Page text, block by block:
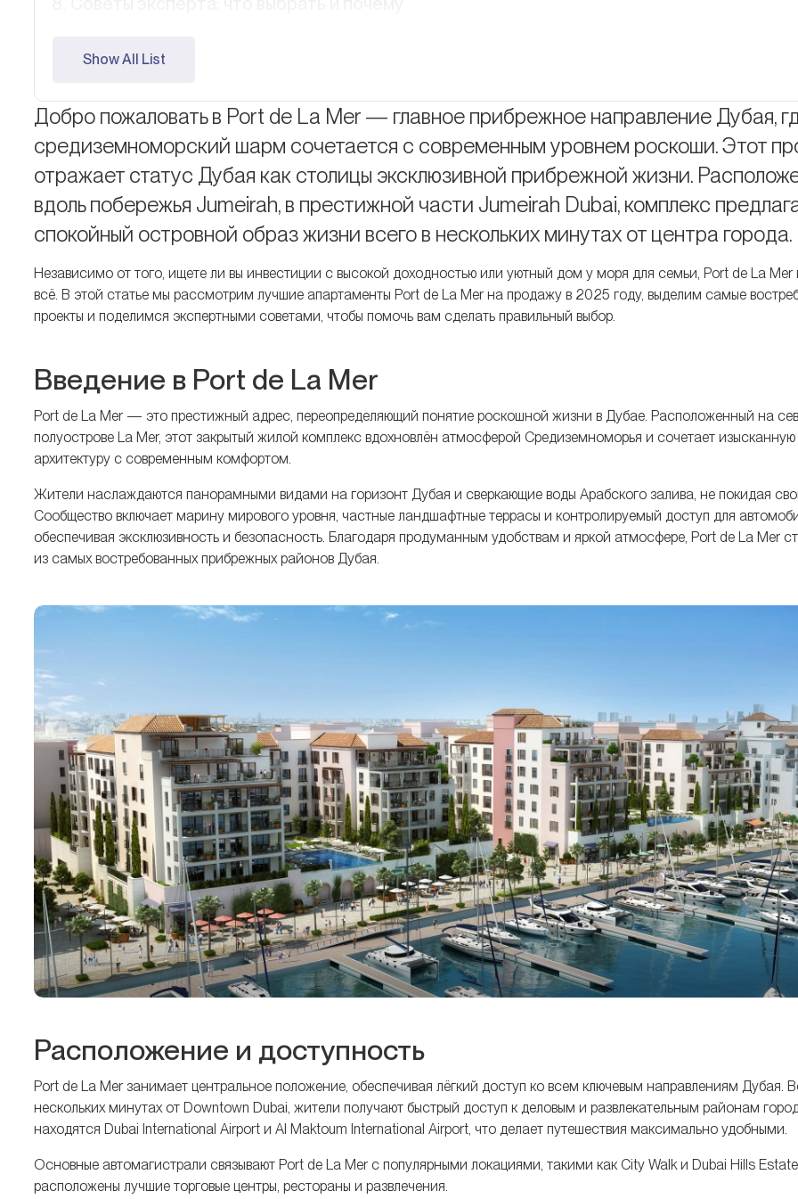
Добро пожаловать в Port de La Mer — главное прибрежное направление Дубая,
средиземноморский шарм сочетается с современным уровнем роскоши. Этот
отражает статус Дубая как столицы эксклюзивной прибрежной жизни.
вдоль побережья Jumeirah, в престижной части Jumeirah Dubai, комплекс
спокойный островной образ жизни всего в нескольких минутах от центра города.
Независимо от того, ищете ли вы инвестиции с высокой доходностью или уютный дом у моря для семьи, Port de La Mer
всё. В этой статье мы рассмотрим лучшие апартаменты Port de La Mer на продажу в 2025 году, выделим самые
проекты и поделимся экспертными советами, чтобы помочь вам сделать правильный выбор.
Введение в Port de La Mer
Port de La Mer — это престижный адрес, переопределяющий понятие роскошной жизни в Дубае. Расположенный на
полуострове La Mer, этот закрытый жилой комплекс вдохновлён атмосферой Средиземноморья и сочетает изысканную
архитектуру с современным комфортом.
Жители наслаждаются панорамными видами на горизонт Дубая и сверкающие воды Арабского залива, не покидая
Сообщество включает марину мирового уровня, частные ландшафтные террасы и контролируемый доступ для
обеспечивая эксклюзивность и безопасность. Благодаря продуманным удобствам и яркой атмосфере, Port de La Mer
из самых востребованных прибрежных районов Дубая.
Расположение и доступность
Port de La Mer занимает центральное положение, обеспечивая лёгкий доступ ко всем ключевым направлениям Дубая.
нескольких минутах от Downtown Dubai, жители получают быстрый доступ к деловым и развлекательным районам
находятся Dubai International Airport и Al Maktoum International Airport, что делает путешествия максимально удобными.
Основные автомагистрали связывают Port de La Mer с популярными локациями, такими как City Walk и Dubai Hills
расположены лучшие торговые центры, рестораны и развлечения.
Show All List